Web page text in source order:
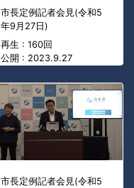
市長定例記者会見(令和5
年9月27日)
再生 : 160回
公開 : 2023.9.27
市長定例記者会見(令和5